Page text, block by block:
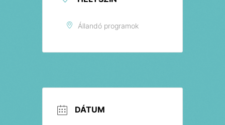
Állandó programok
DÁTUM